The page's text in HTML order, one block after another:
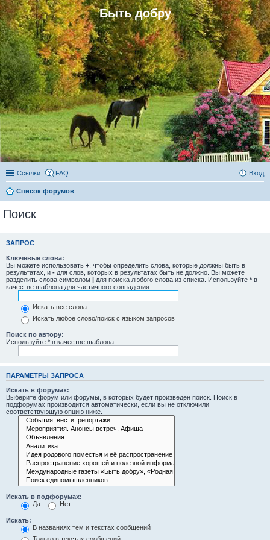
Быть добру
Ссылки FAQ Вход
Список форумов
Поиск
ЗАПРОС
Ключевые слова:
Вы можете использовать + , чтобы определить слова, которые должны быть в
результатах, и - для слов, которых в результатах быть не должно. Вы можете
разделить слова символом | для поиска любого слова из списка. Используйте * в
качестве шаблона для частичного совпадения.
Искать все слова
Искать любое слово/поиск с языком запросов
Поиск по автору:
Используйте * в качестве шаблона.
ПАРАМЕТРЫ ЗАПРОСА
Искать в форумах:
Выберите форум или форумы, в которых будет произведён поиск. Поиск в
подфорумах производится автоматически, если вы не отключили
соответствующую опцию ниже.
Искать в подфорумах:
Да
Нет
Искать:
В названиях тем и текстах сообщений